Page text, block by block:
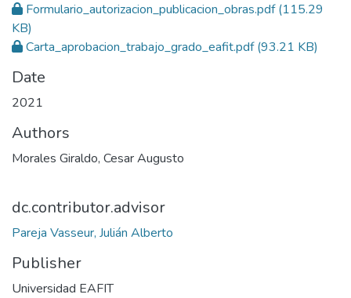
Formulario_autorizacion_publicacion_obras.pdf(115.29
KB)
Carta_aprobacion_trabajo_grado_eafit.pdf(93.21 KB)
Date
2021
Authors
Morales Giraldo, Cesar Augusto
dc.contributor.advisor
Pareja Vasseur, Julián Alberto
Publisher
Universidad EAFIT